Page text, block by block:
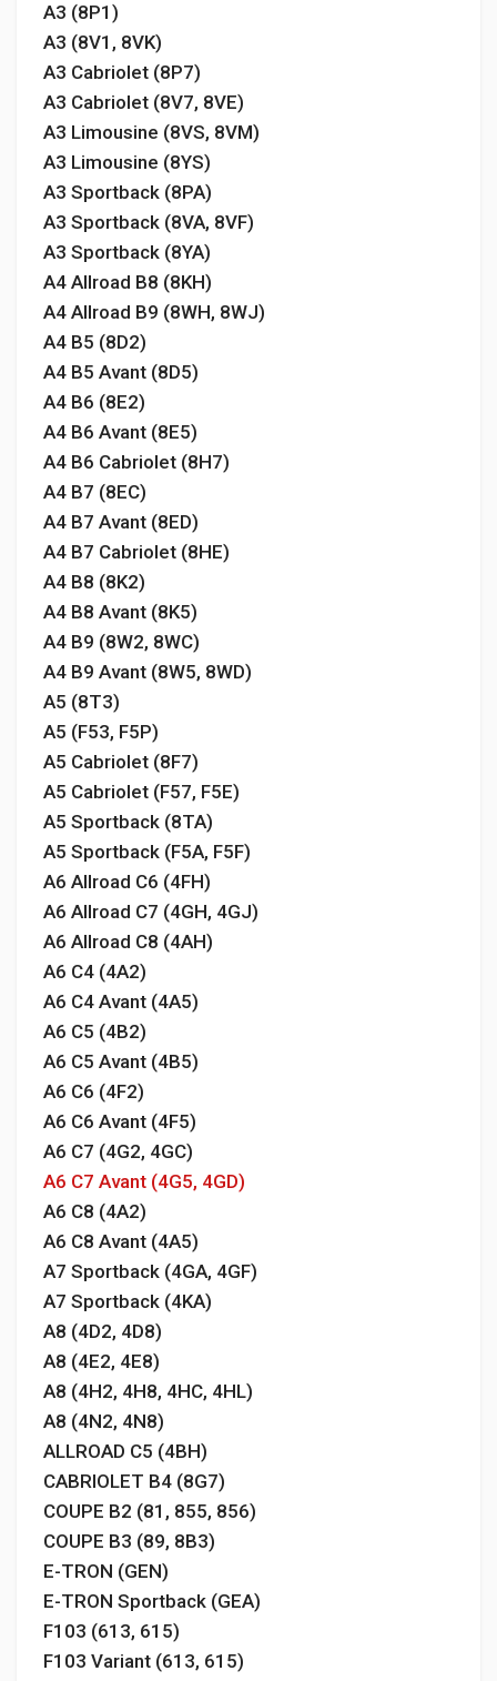
A3 (8P1)
A3 (8V1, 8VK)
A3 Cabriolet (8P7)
A3 Cabriolet (8V7, 8VE)
A3 Limousine (8VS, 8VM)
A3 Limousine (8YS)
A3 Sportback (8PA)
A3 Sportback (8VA, 8VF)
A3 Sportback (8YA)
A4 Allroad B8 (8KH)
A4 Allroad B9 (8WH, 8WJ)
A4 B5 (8D2)
A4 B5 Avant (8D5)
A4 B6 (8E2)
A4 B6 Avant (8E5)
A4 B6 Cabriolet (8H7)
A4 B7 (8EC)
A4 B7 Avant (8ED)
A4 B7 Cabriolet (8HE)
A4 B8 (8K2)
A4 B8 Avant (8K5)
A4 B9 (8W2, 8WC)
A4 B9 Avant (8W5, 8WD)
A5 (8T3)
A5 (F53, F5P)
A5 Cabriolet (8F7)
A5 Cabriolet (F57, F5E)
A5 Sportback (8TA)
A5 Sportback (F5A, F5F)
A6 Allroad C6 (4FH)
A6 Allroad C7 (4GH, 4GJ)
A6 Allroad C8 (4AH)
A6 C4 (4A2)
A6 C4 Avant (4A5)
A6 C5 (4B2)
A6 C5 Avant (4B5)
A6 C6 (4F2)
A6 C6 Avant (4F5)
A6 C7 (4G2, 4GC)
A6 C7 Avant (4G5, 4GD)
A6 C8 (4A2)
A6 C8 Avant (4A5)
A7 Sportback (4GA, 4GF)
A7 Sportback (4KA)
A8 (4D2, 4D8)
A8 (4E2, 4E8)
A8 (4H2, 4H8, 4HC, 4HL)
A8 (4N2, 4N8)
ALLROAD C5 (4BH)
CABRIOLET B4 (8G7)
COUPE B2 (81, 855, 856)
COUPE B3 (89, 8B3)
E-TRON (GEN)
E-TRON Sportback (GEA)
F103 (613, 615)
F103 Variant (613, 615)